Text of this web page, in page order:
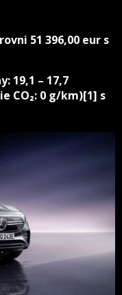
51 396,00 eur s
19,1 – 17,7
CO₂: 0 g/km)[1] s